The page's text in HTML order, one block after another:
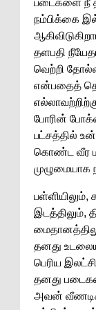
நம்பிக்கை
தளபதி
வெற்றி
என்பதைத்
போரின்
பட்சத்தில்
கொண்ட வீர
முழுமையாக
பள்ளியிலும்,
இடத்திலும்,
தனது
பெரிய
தனது
அவன்